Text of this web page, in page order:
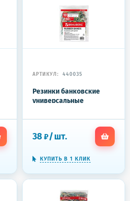
АРТИКУЛ: 440035
Резинки банковские
универсальные
BRAUBERG 50 г, цветные,
натуральный каучук,
440035
38 ₽/шт.
КУПИТЬ В 1 КЛИК